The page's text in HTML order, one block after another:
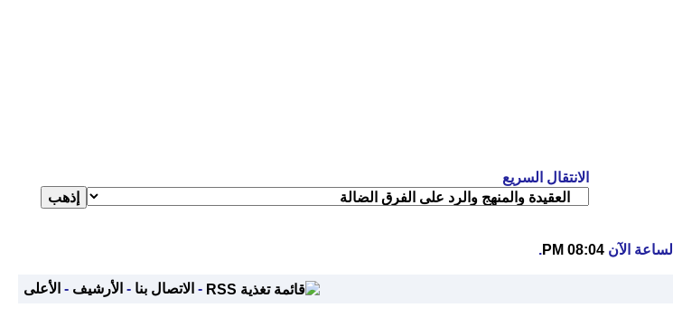
الانتقال السريع
الساعة الآن08:04 PM
.
- الاتصال بنا - الأرشيف - الأعلى